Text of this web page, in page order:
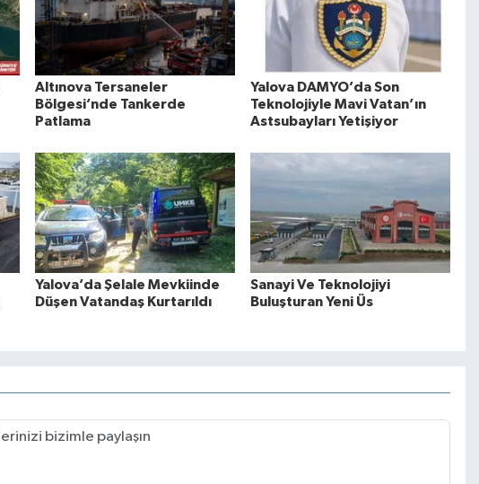
Altınova Tersaneler
Bölgesi’nde Tankerde
Patlama
Yalova DAMYO’da Son
Teknolojiyle Mavi Vatan’ın
Astsubayları Yetişiyor
Yalova’da Şelale Mevkiinde
Düşen Vatandaş Kurtarıldı
Sanayi Ve Teknolojiyi
Buluşturan Yeni Üs